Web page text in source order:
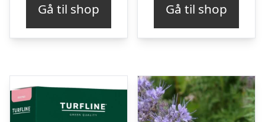
Gå til shop Gå til shop